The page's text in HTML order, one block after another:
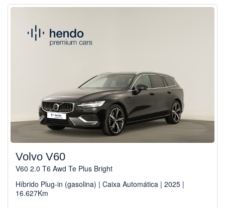
Volvo V60
V60 2.0 T6 Awd Te Plus Bright
Híbrido Plug-in (gasolina) | Caixa Automática | 2025 |
16.627Km